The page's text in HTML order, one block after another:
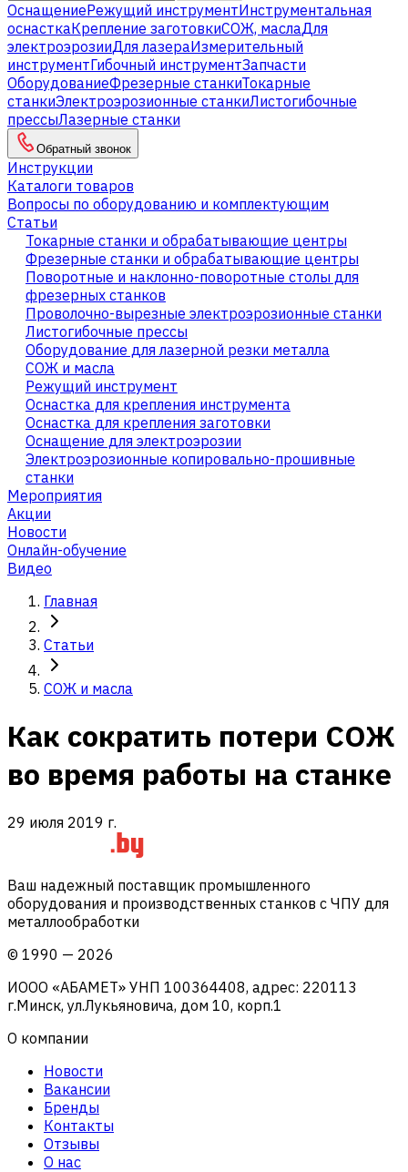
ОснащениеРежущий инструментИнструментальная
оснасткаКрепление заготовкиСОЖ, маслаДля
электроэрозииДля лазераИзмерительный
инструментГибочный инструментЗапчасти
ОборудованиеФрезерные станкиТокарные
станкиЭлектроэрозионные станкиЛистогибочные
прессыЛазерные станки
Обратный звонок
Инструкции
Каталоги товаров
Вопросы по оборудованию и комплектующим
Статьи
Токарные станки и обрабатывающие центры
Фрезерные станки и обрабатывающие центры
Поворотные и наклонно-поворотные столы для
фрезерных станков
Проволочно-вырезные электроэрозионные станки
Листогибочные прессы
Оборудование для лазерной резки металла
СОЖ и масла
Режущий инструмент
Оснастка для крепления инструмента
Оснастка для крепления заготовки
Оснащение для электроэрозии
Электроэрозионные копировально-прошивные
станки
Мероприятия
Акции
Новости
Онлайн-обучение
Видео
Главная
Статьи
СОЖ и масла
Как сократить потери СОЖ
во время работы на станке
29 июля 2019 г.
Ваш надежный поставщик промышленного
оборудования и производственных станков с ЧПУ для
металлообработки
© 1990 — 2026
ИООО «АБАМЕТ» УНП 100364408, адрес: 220113
г.Минск, ул.Лукьяновича, дом 10, корп.1
О компании
Новости
Вакансии
Бренды
Контакты
Отзывы
О нас